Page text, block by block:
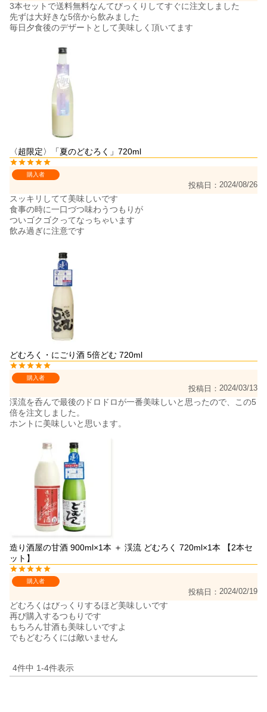
3本セットで送料無料なんてびっくりしてすぐに注文しました
先ずは大好きな5倍から飲みました
毎日夕食後のデザートとして美味しく頂いてます
〈超限定〉「夏のどむろく」720ml
購入者
投稿日 2024/08/26
スッキリしてて美味しいです
食事の時に一口づつ味わうつもりが
ついゴクゴクってなっちゃいます
飲み過ぎに注意です
どむろく・にごり酒 5倍どむ 720ml
購入者
投稿日 2024/03/13
渓流を呑んで最後のドロドロが一番美味しいと思ったので、この5
倍を注文しました。
ホントに美味しいと思います。
造り酒屋の甘酒 900ml×1本 ＋ 渓流 どむろく 720ml×1本 【2本セ
ット】
購入者
投稿日 2024/02/19
どむろくはびっくりするほど美味しいです
再び購入するつもりです
もちろん甘酒も美味しいですよ
でもどむろくには敵いません
4件中 1-4件表示